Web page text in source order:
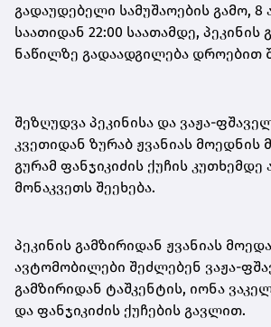
გადაუდებელი სამუშაოების გამო, 8
საათიდან 22:00 საათამდე, პეკინის
ნაწილზე გადაადგილება დროებით
შეზღუდვა პეკინისა და ვაჟა-
კვეთიდან ზურაბ ჟვანიას მოედნის
გურამ ფანჯიკიძის ქუჩის
მონაკვეთს შეეხება.
პეკინის გამზირიდან ჟვანიას
ავტომობილები შეძლებენ ვაჟა-
გამზირიდან ტაშკენტის, იონა
და ფანჯიკიძის ქუჩების გავლით.